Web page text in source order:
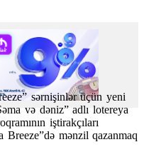
sərnişinlər üçün yeni
və dəniz” adlı lotereya
iştirakçıları
mənzil qazanmaq